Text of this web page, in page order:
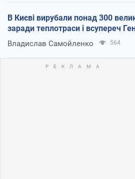
В Києві вирубали понад 300
заради теплотраси і всупереч
Владислав Самойленко 564